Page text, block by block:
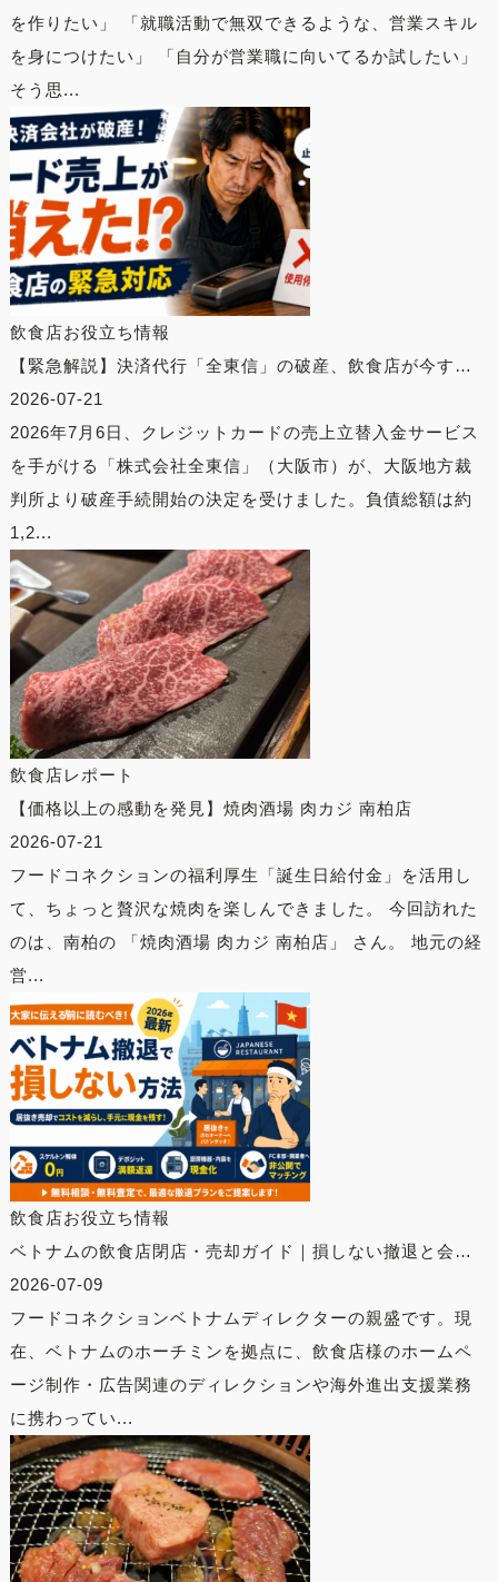
を作りたい」 「就職活動で無双できるような、営業スキル
を身につけたい」 「自分が営業職に向いてるか試したい」
そう思...
飲食店お役立ち情報
【緊急解説】決済代行「全東信」の破産、飲食店が今す…
2026-07-21
2026年7月6日、クレジットカードの売上立替入金サービス
を手がける「株式会社全東信」（大阪市）が、大阪地方裁
判所より破産手続開始の決定を受けました。負債総額は約
1,2...
飲食店レポート
【価格以上の感動を発見】焼肉酒場 肉カジ 南柏店
2026-07-21
フードコネクションの福利厚生「誕生日給付金」を活用し
て、ちょっと贅沢な焼肉を楽しんできました。 今回訪れた
のは、南柏の 「焼肉酒場 肉カジ 南柏店」 さん。 地元の経
営...
飲食店お役立ち情報
ベトナムの飲食店閉店・売却ガイド｜損しない撤退と会…
2026-07-09
フードコネクションベトナムディレクターの親盛です。現
在、ベトナムのホーチミンを拠点に、飲食店様のホームペ
ージ制作・広告関連のディレクションや海外進出支援業務
に携わってい...